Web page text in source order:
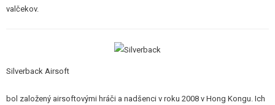
ZĽAVY, AKCIE
valčekov.
Silverback Airsoft
bol založený airsoftovými hráči a nadšenci v roku 2008 v Hong Kongu. Ich